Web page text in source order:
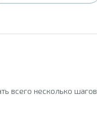
всего несколько шагов